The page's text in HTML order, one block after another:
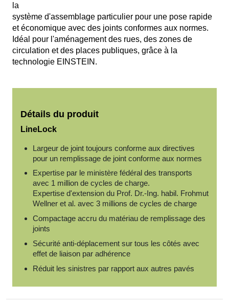
la
système d'assemblage particulier pour une pose rapide
et économique avec des joints conformes aux normes.
Idéal pour l'aménagement des rues, des zones de
circulation et des places publiques, grâce à la
technologie EINSTEIN.
Détails du produit
LineLock
Largeur de joint toujours conforme aux directives
pour un remplissage de joint conforme aux normes
Expertise par le ministère fédéral des transports
avec 1 million de cycles de charge.
Expertise d'extension du Prof. Dr.-Ing. habil. Frohmut
Wellner et al. avec 3 millions de cycles de charge
Compactage accru du matériau de remplissage des
joints
Sécurité anti-déplacement sur tous les côtés avec
effet de liaison par adhérence
Réduit les sinistres par rapport aux autres pavés